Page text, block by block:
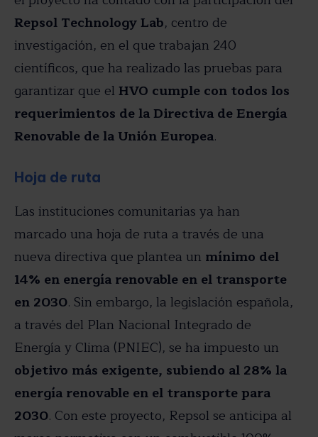
Repsol Technology Lab, centro de
investigación, en el que trabajan 240
científicos, que ha realizado las pruebas para
garantizar que el HVO cumple con todos los
requerimientos de la Directiva de Energía
Renovable de la Unión Europea.
Hoja de ruta
Las instituciones comunitarias ya han
marcado una hoja de ruta a través de una
nueva directiva que plantea un mínimo del
14% en energía renovable en el transporte
en 2030. Sin embargo, la legislación española,
a través del Plan Nacional Integrado de
Energía y Clima (PNIEC), se ha impuesto un
objetivo más exigente, subiendo al 28% la
energía renovable en el transporte para
2030. Con este proyecto, Repsol se anticipa al